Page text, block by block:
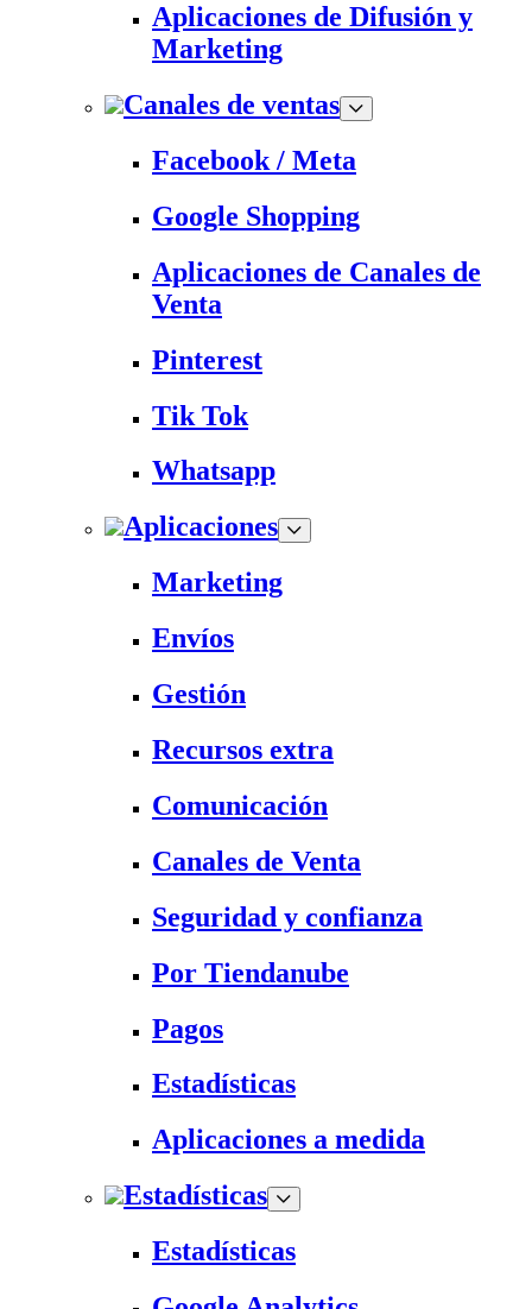
Aplicaciones de Difusión y
Marketing
Canales de ventas
Facebook / Meta
Google Shopping
Aplicaciones de Canales de
Venta
Pinterest
Tik Tok
Whatsapp
Aplicaciones
Marketing
Envíos
Gestión
Recursos extra
Comunicación
Canales de Venta
Seguridad y confianza
Por Tiendanube
Pagos
Estadísticas
Aplicaciones a medida
Estadísticas
Estadísticas